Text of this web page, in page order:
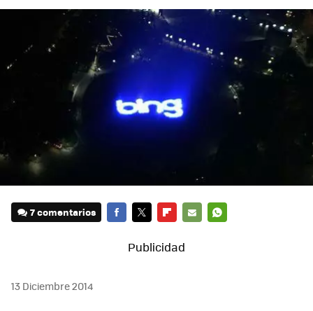
7 comentarios
MAIL
13 Diciembre 2014